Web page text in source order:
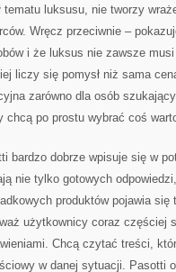
tematu luksusu, nie tworzy
Wręcz przeciwnie –
i że luksus nie zawsze
liczy się pomysł niż sama
zarówno dla osób
chcą po prostu wybrać coś
bardzo dobrze wpisuje się w
nie tylko gotowych
produktów pojawia
użytkownicy coraz częściej
Chcą czytać treści,
w danej sytuacji. Pasotti